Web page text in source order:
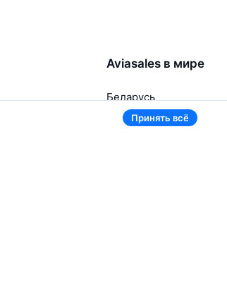
Aviasales в мире
Беларусь
Россия
Таджикистан
Принять всё